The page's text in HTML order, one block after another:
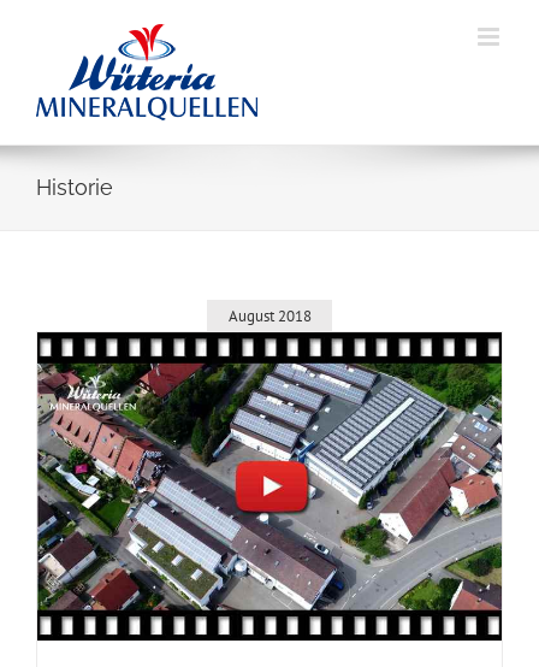
Historie
August 2018